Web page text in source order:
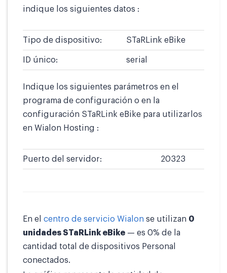
indique los siguientes datos :
Tipo de dispositivo: STaRLink eBike
ID único: serial
Indique los siguientes parámetros en el
programa de configuración o en la
configuración STaRLink eBike para utilizarlos
en Wialon Hosting :
Puerto del servidor: 20323
En el centro de servicio Wialon se utilizan 0
unidades STaRLink eBike — es 0% de la
cantidad total de dispositivos Personal
conectados.